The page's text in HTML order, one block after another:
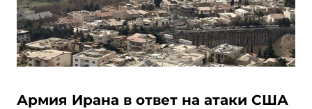
Армия Ирана в ответ на атаки США